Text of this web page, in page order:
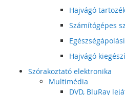
Hajvágó
Számítógépes
Hajvágó
Szórakoztató elektronika
Multimédia
DVD, BluRay